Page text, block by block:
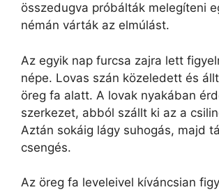
összedugva próbálták melegíteni
némán várták az elmúlást.
Az egyik nap furcsa zajra lett
népe. Lovas szán közeledett és
öreg fa alatt. A lovak nyakában
szerkezet, abból szállt ki az a
Aztán sokáig lágy suhogás, majd
csengés.
Az öreg fa leveleivel kíváncsian